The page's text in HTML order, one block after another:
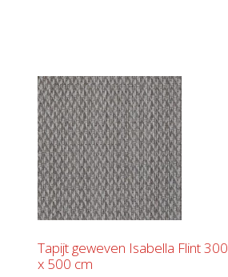
Tapijt geweven Isabella Flint 300
x 500 cm